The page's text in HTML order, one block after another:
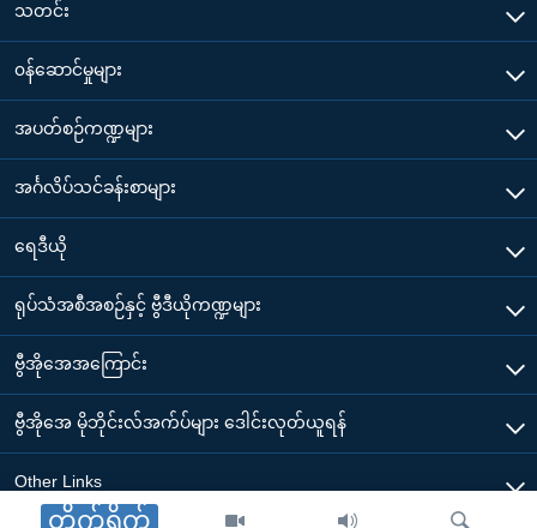
တိုက်ရိုက်
သတင်း
၀န်ဆောင်မှုများ
အပတ်စဉ်ကဏ္ဍများ
အင်္ဂလိပ်သင်ခန်းစာများ
ရေဒီယို
ရုပ်သံအစီအစဉ်နှင့် ဗွီဒီယိုကဏ္ဍများ
ဗွီအိုအေအကြောင်း
ဗွီအိုအေ မိုဘိုင်းလ်အက်ပ်များ ဒေါင်းလုတ်ယူရန်
Other Links